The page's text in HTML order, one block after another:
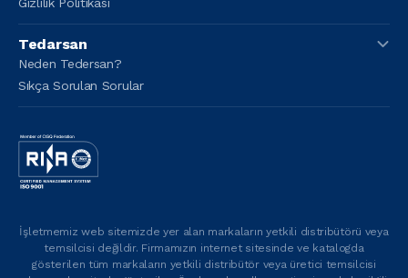
Tedarsan
Neden Tedersan?
Sıkça Sorulan Sorular
İşletmemiz web sitemizde yer alan markaların yetkili distribütörü veya
temsilcisi değildir. Firmamızın internet sitesinde ve katalogda
gösterilen tüm markaların yetkili distribütör veya üretici temsilcisi